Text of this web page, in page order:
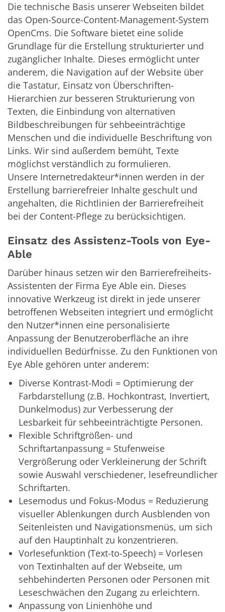
Die technische Basis unserer Webseiten bildet
das Open-Source-Content-Management-System
OpenCms. Die Software bietet eine solide
Grundlage für die Erstellung strukturierter und
zugänglicher Inhalte. Dieses ermöglicht unter
anderem, die Navigation auf der Website über
die Tastatur, Einsatz von Überschriften-
Hierarchien zur besseren Strukturierung von
Texten, die Einbindung von alternativen
Bildbeschreibungen für sehbeeinträchtige
Menschen und die individuelle Beschriftung von
Links. Wir sind außerdem bemüht, Texte
möglichst verständlich zu formulieren.
Unsere Internetredakteur*innen werden in der
Erstellung barrierefreier Inhalte geschult und
angehalten, die Richtlinien der Barrierefreiheit
bei der Content-Pflege zu berücksichtigen.
Einsatz des Assistenz-Tools von Eye-
Able
Darüber hinaus setzen wir den Barrierefreiheits-
Assistenten der Firma Eye Able ein. Dieses
innovative Werkzeug ist direkt in jede unserer
betroffenen Webseiten integriert und ermöglicht
den Nutzer*innen eine personalisierte
Anpassung der Benutzeroberfläche an ihre
individuellen Bedürfnisse. Zu den Funktionen von
Eye Able gehören unter anderem:
Diverse Kontrast-Modi = Optimierung der
Farbdarstellung (z.B. Hochkontrast, Invertiert,
Dunkelmodus) zur Verbesserung der
Lesbarkeit für sehbeeinträchtigte Personen.
Flexible Schriftgrößen- und
Schriftartanpassung = Stufenweise
Vergrößerung oder Verkleinerung der Schrift
sowie Auswahl verschiedener, lesefreundlicher
Schriftarten.
Lesemodus und Fokus-Modus = Reduzierung
visueller Ablenkungen durch Ausblenden von
Seitenleisten und Navigationsmenüs, um sich
auf den Hauptinhalt zu konzentrieren.
Vorlesefunktion (Text-to-Speech) = Vorlesen
von Textinhalten auf der Webseite, um
sehbehinderten Personen oder Personen mit
Leseschwächen den Zugang zu erleichtern.
Anpassung von Linienhöhe und